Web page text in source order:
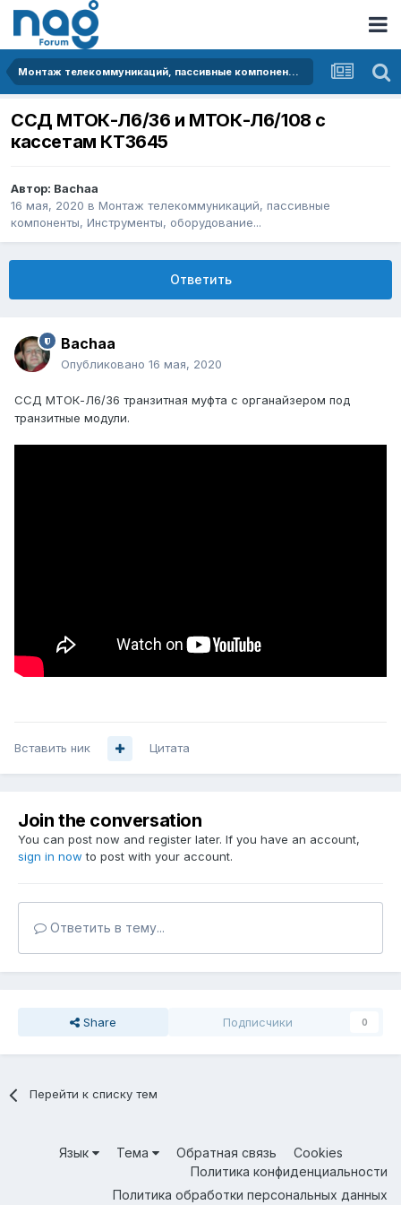
Монтаж телекоммуникаций, пассивные компоненты, Инструменты, оборудование...
ССД МТОК-Л6/36 и МТОК-Л6/108 с
кассетам КТ3645
Автор: Bachaa
16 мая, 2020 в Монтаж телекоммуникаций, пассивные
компоненты, Инструменты, оборудование...
Ответить
Bachaa
Опубликовано 16 мая, 2020
ССД МТОК-Л6/36 транзитная муфта с органайзером под
транзитные модули.
Вставить ник Цитата
Join the conversation
You can post now and register later. If you have an account,
sign in now to post with your account.
Ответить в тему...
Share Подписчики 0
Перейти к списку тем
Язык Тема Обратная связь
Cookies
Политика конфиденциальности
Политика обработки персональных данных